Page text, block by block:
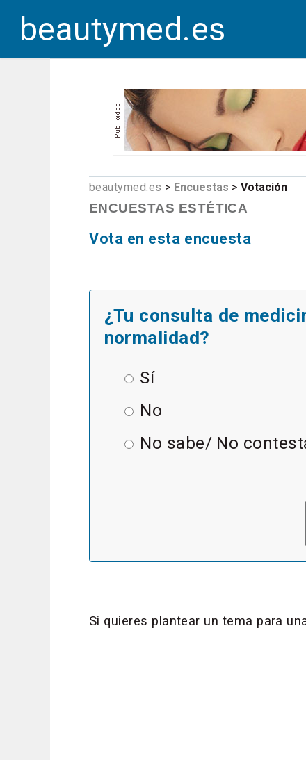
beautymed.es
beautymed.es > Encuestas >Votación
ENCUESTAS ESTÉTICA
Vota en esta encuesta
¿Tu consulta de
normalidad?
Sí
No
No sabe/ No
Si quieres plantear un tema para